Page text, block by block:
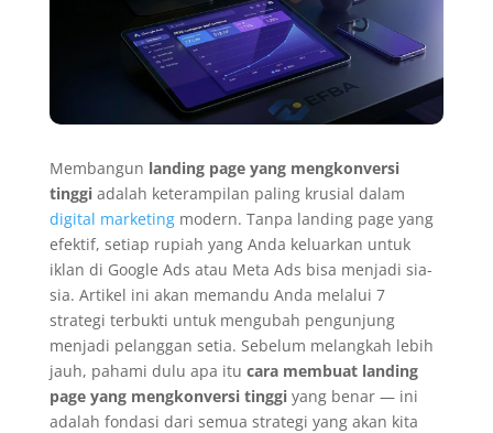
Membangun landing page yang mengkonversi
tinggiadalah keterampilan paling krusial dalam
digital marketingmodern. Tanpa landing page yang
efektif, setiap rupiah yang Anda keluarkan untuk
iklan di Google Ads atau Meta Ads bisa menjadi sia-
sia. Artikel ini akan memandu Anda melalui 7
strategi terbukti untuk mengubah pengunjung
menjadi pelanggan setia. Sebelum melangkah lebih
jauh, pahami dulu apa itu cara membuat landing
page yang mengkonversi tinggiyang benar — ini
adalah fondasi dari semua strategi yang akan kita